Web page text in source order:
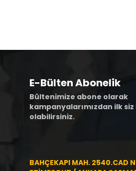
E-Bülten Abonelik
Bültenimize abone olarak
kampanyalarımızdan ilk
olabilirsiniz.
BAHÇEKAPI MAH. 2540.CAD